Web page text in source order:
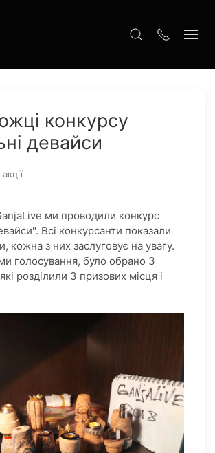
конкурсу
девайси
ми проводили конкурс
Всі конкурсанти показали
кожна з них заслуговує на увагу.
голосування, було обрано 3
розділили 3 призових місця і